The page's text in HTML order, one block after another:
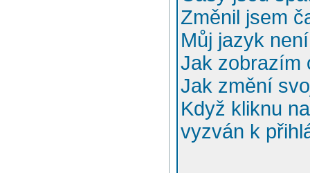
Změnil jsem
Můj jazyk
Jak zobrazím
Jak změní
Když kliknu
vyzván k